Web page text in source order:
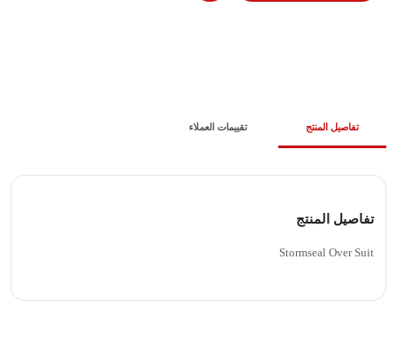
تفاصيل المنتج تقييمات العملاء
تفاصيل المنتج
Stormseal Over Suit